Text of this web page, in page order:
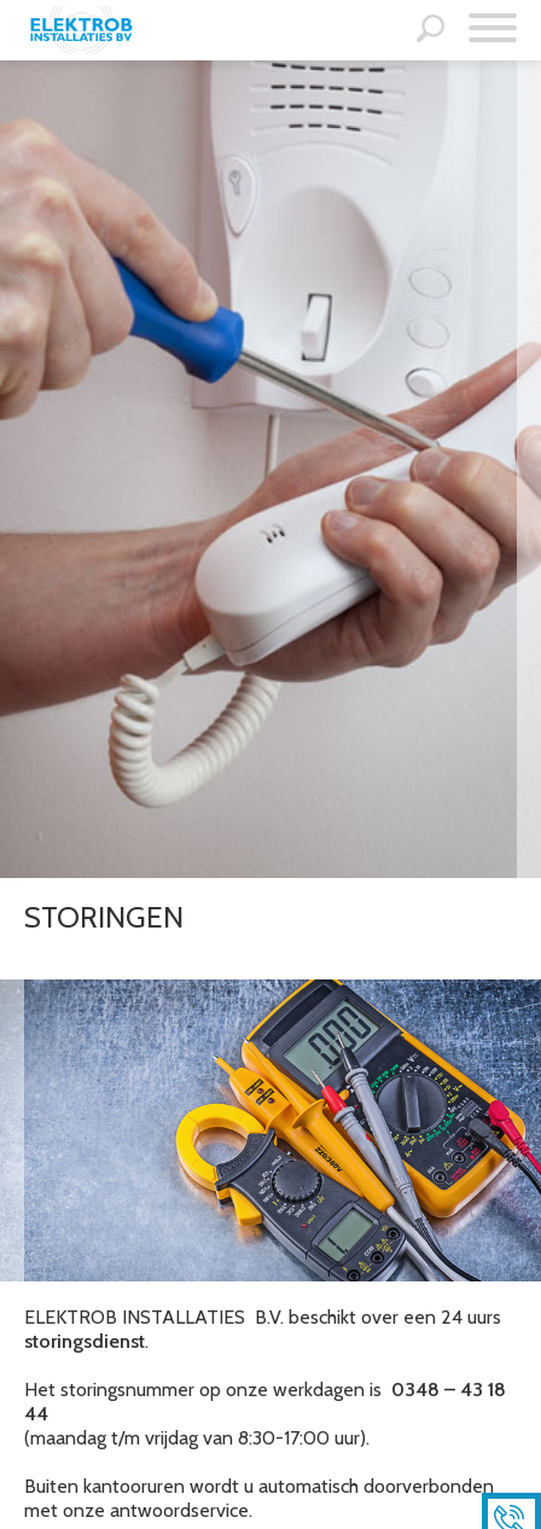
STORINGEN
ELEKTROB INSTALLATIES B.V. beschikt over een 24 uurs
storingsdienst.
Het storingsnummer op onze werkdagen is 0348 – 43 18
44
(maandag t/m vrijdag van 8:30-17:00 uur).
Buiten kantooruren wordt u automatisch doorverbonden
met onze antwoordservice.